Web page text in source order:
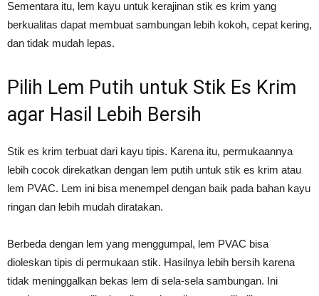
Sementara itu, lem kayu untuk kerajinan stik es krim yang
berkualitas dapat membuat sambungan lebih kokoh, cepat kering,
dan tidak mudah lepas.
Pilih Lem Putih untuk Stik Es Krim
agar Hasil Lebih Bersih
Stik es krim terbuat dari kayu tipis. Karena itu, permukaannya
lebih cocok direkatkan dengan lem putih untuk stik es krim atau
lem PVAC. Lem ini bisa menempel dengan baik pada bahan kayu
ringan dan lebih mudah diratakan.
Berbeda dengan lem yang menggumpal, lem PVAC bisa
dioleskan tipis di permukaan stik. Hasilnya lebih bersih karena
tidak meninggalkan bekas lem di sela-sela sambungan. Ini